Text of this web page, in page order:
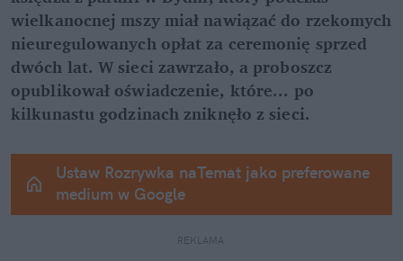
wielkanocnej mszy miał nawiązać do rzekomych
nieuregulowanych opłat za ceremonię sprzed
dwóch lat. W sieci zawrzało, a proboszcz
opublikował oświadczenie, które... po
kilkunastu godzinach zniknęło z sieci.
Ustaw Rozrywka naTemat jako preferowane
medium w Google
REKLAMA